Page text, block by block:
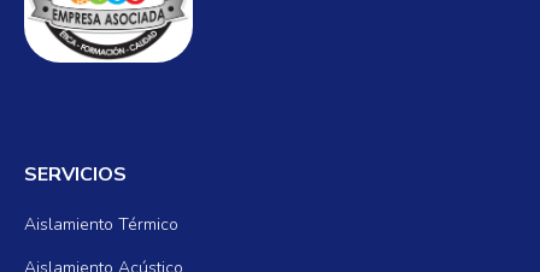
SERVICIOS
Aislamiento Térmico